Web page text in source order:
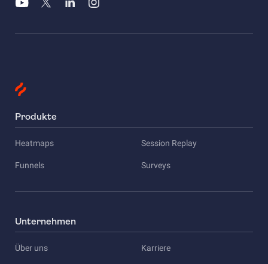
Produkte
Heatmaps Session Replay
Funnels Surveys
Unternehmen
Über uns Karriere